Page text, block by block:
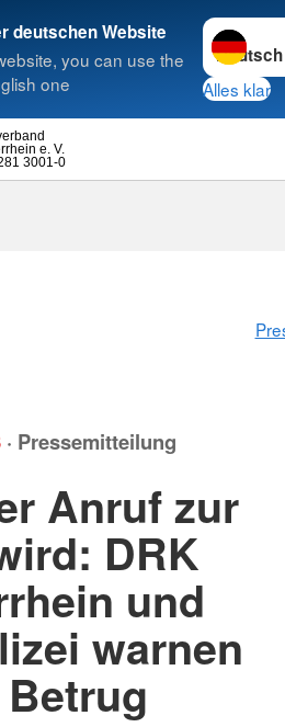
deutschen Website
you can use the
one
Sprache
Alles klar
3001-0
e. V.
Suche
· Pressemitteilung
Anruf zur
DRK
und
warnen